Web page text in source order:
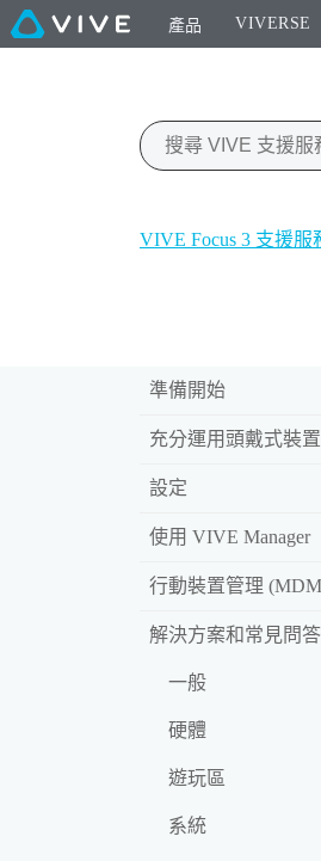
產品 VIVERSE
VIVE Focus 3 支援服
準備開始
充分運用頭戴式裝置
設定
使用 VIVE Manager
行動裝置管理
解決方案和常見問
一般
硬體
遊玩區
系統